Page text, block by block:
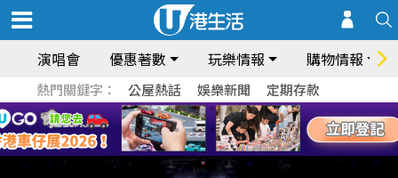
演唱會 優惠著數 玩樂情報 購物情報
熱門關鍵字： 公屋熱話 娛樂新聞 定期存款